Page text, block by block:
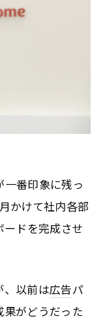
一番印象に残っ
かけて社内各部
ドを完成させ
、以前は広告パ
果がどうだった